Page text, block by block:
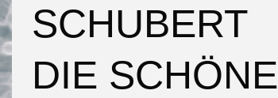
SCHUBERT
DIE SCHÖNE